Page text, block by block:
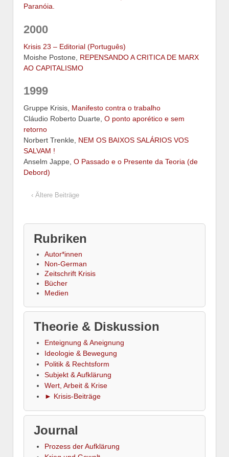
Paranóia.
2000
Krisis 23 – Editorial (Português)
Moishe Postone, REPENSANDO A CRITICA DE MARX
AO CAPITALISMO
1999
Gruppe Krisis, Manifesto contra o trabalho
Cláudio Roberto Duarte, O ponto aporético e sem
retorno
Norbert Trenkle, NEM OS BAIXOS SALÁRIOS VOS
SALVAM !
Anselm Jappe, O Passado e o Presente da Teoria (de
Debord)
‹ Ältere Beiträge
Rubriken
Autor*innen
Non-German
Zeitschrift Krisis
Bücher
Medien
Theorie & Diskussion
Enteignung & Aneignung
Ideologie & Bewegung
Politik & Rechtsform
Subjekt & Aufklärung
Wert, Arbeit & Krise
► Krisis-Beiträge
Journal
Prozess der Aufklärung